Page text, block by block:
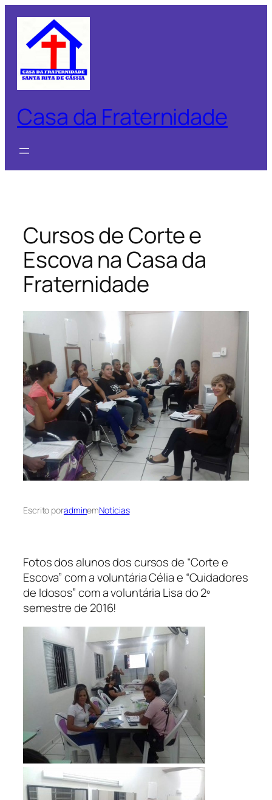
conteúdo
Casa da Fraternidade
Cursos de Corte e
Escova na Casa da
Fraternidade
Escrito poradminemNotícias
Fotos dos alunos dos cursos de “Corte e
Escova” com a voluntária Célia e “Cuidadores
de Idosos” com a voluntária Lisa do 2º
semestre de 2016!